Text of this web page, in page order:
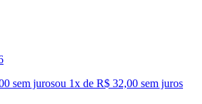
sem jurosou 1x de R$ 32,00 sem juros